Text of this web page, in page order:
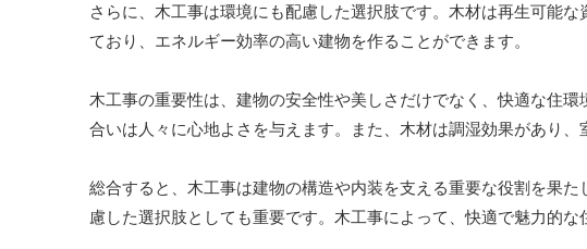
さらに、木工事は環境にも配慮した選択肢です。木材は再生可能
ており、エネルギー効率の高い建物を作ることができます。
木工事の重要性は、建物の安全性や美しさだけでなく、快適な住
合いは人々に心地よさを与えます。また、木材は調湿効果があり、
総合すると、木工事は建物の構造や内装を支える重要な役割を果
慮した選択肢としても重要です。木工事によって、快適で魅力的な